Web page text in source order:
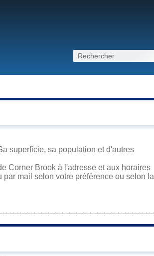
superficie, sa population et d'autres
Corner Brook à l'adresse et aux horaires
mail selon votre préférence ou selon la